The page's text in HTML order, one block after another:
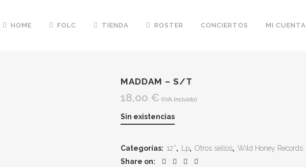
HOME FOLC TIENDA ROSTER CONCIERTOS MI CUENTA
MADDAM – S/T
18,00 € (IVA Incluido)
Sin existencias
Categorías: 12'', Lp, Otros sellos, Wild Honey Records
Share on: